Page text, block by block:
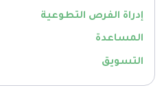
إدراة الفرص التطوعية
المساعدة
التسويق